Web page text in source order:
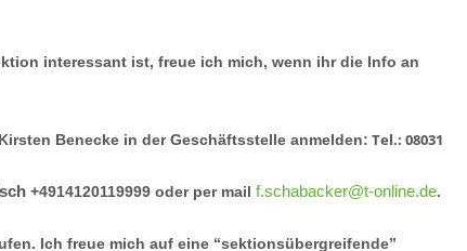
interessant ist, freue ich mich, wenn ihr die Info an
Benecke in der Geschäftsstelle anmelden: Tel.: 08031
+4914120119999 oder per mail f.schabacker@t-online.de.
Ich freue mich auf eine “sektionsübergreifende”